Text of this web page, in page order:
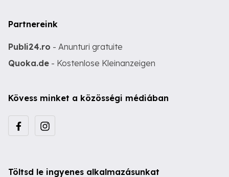
Partnereink
Publi24.ro - Anunturi gratuite
Quoka.de - Kostenlose Kleinanzeigen
Kövess minket a közösségi médiában
Töltsd le ingyenes alkalmazásunkat